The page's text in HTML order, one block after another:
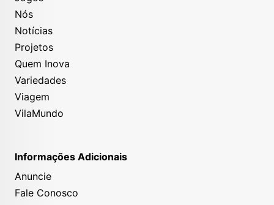
Nós
Notícias
Projetos
Quem Inova
Variedades
Viagem
VilaMundo
Informações Adicionais
Anuncie
Fale Conosco